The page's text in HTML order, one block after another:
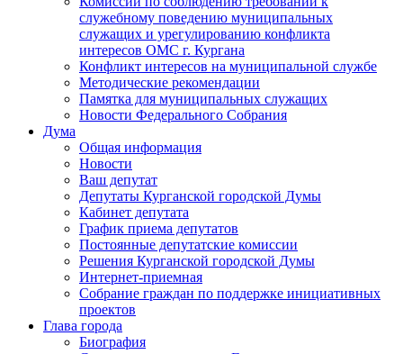
служебному поведению муниципальных
служащих и урегулированию конфликта
интересов ОМС г. Кургана
Конфликт интересов на муниципальной службе
Методические рекомендации
Памятка для муниципальных служащих
Новости Федерального Cобрания
Дума
Общая информация
Новости
Ваш депутат
Депутаты Курганской городской Думы
Кабинет депутата
График приема депутатов
Постоянные депутатские комиссии
Решения Курганской городской Думы
Интернет-приемная
Собрание граждан по поддержке инициативных
проектов
Глава города
Биография